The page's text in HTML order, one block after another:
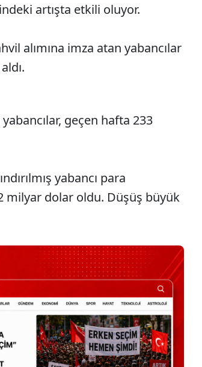
artışta etkili oluyor.
alımına imza atan yabancılar
geçen hafta 233
yabancı para
milyar dolar oldu. Düşüş büyük